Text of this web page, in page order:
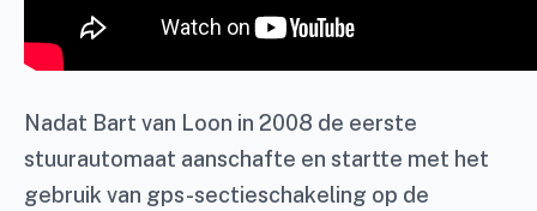
Nadat Bart van Loon in 2008 de eerste
stuurautomaat aanschafte en startte met het
gebruik van gps-sectieschakeling op de